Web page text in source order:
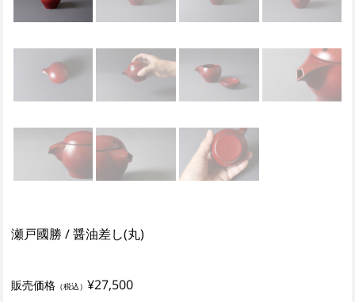
瀬戸國勝 / 醤油差し(丸)
販売価格 （税込） ¥27,500